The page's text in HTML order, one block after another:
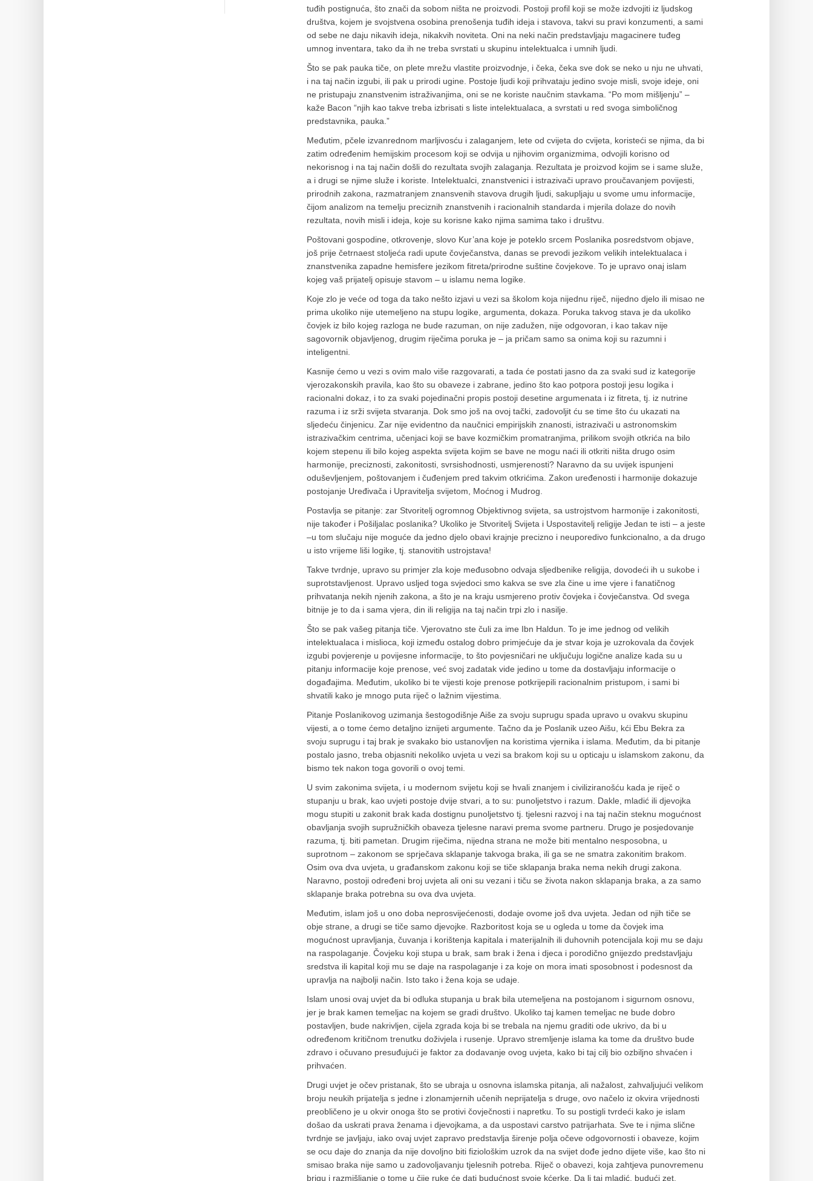
tuđih postignuća, što znači da sobom ništa ne proizvodi. Postoji profil koji se može izdvojiti iz ljudskog
društva, kojem je svojstvena osobina prenošenja tuđih ideja i stavova, takvi su pravi konzumenti, a sami
od sebe ne daju nikavih ideja, nikakvih noviteta. Oni na neki način predstavljaju magacinere tuđeg
umnog inventara, tako da ih ne treba svrstati u skupinu intelektualca i umnih ljudi.
Što se pak pauka tiče, on plete mrežu vlastite proizvodnje, i čeka, čeka sve dok se neko u nju ne uhvati,
i na taj način izgubi, ili pak u prirodi ugine. Postoje ljudi koji prihvataju jedino svoje misli, svoje ideje, oni
ne pristupaju znanstvenim istraživanjima, oni se ne koriste naučnim stavkama. “Po mom mišljenju” –
kaže Bacon “njih kao takve treba izbrisati s liste intelektualaca, a svrstati u red svoga simboličnog
predstavnika, pauka.”
Međutim, pčele izvanrednom marljivosću i zalaganjem, lete od cvijeta do cvijeta, koristeći se njima, da bi
zatim određenim hemijskim procesom koji se odvija u njihovim organizmima, odvojili korisno od
nekorisnog i na taj način došli do rezultata svojih zalaganja. Rezultata je proizvod kojim se i same služe,
a i drugi se njime služe i koriste. Intelektualci, znanstvenici i istrazivači upravo proučavanjem povijesti,
prirodnih zakona, razmatranjem znansvenih stavova drugih ljudi, sakupljaju u svome umu informacije,
čijom analizom na temelju preciznih znanstvenih i racionalnih standarda i mjerila dolaze do novih
rezultata, novih misli i ideja, koje su korisne kako njima samima tako i društvu.
Poštovani gospodine, otkrovenje, slovo Kur’ana koje je poteklo srcem Poslanika posredstvom objave,
još prije četrnaest stoljeća radi upute čovječanstva, danas se prevodi jezikom velikih intelektualaca i
znanstvenika zapadne hemisfere jezikom fitreta/prirodne suštine čovjekove. To je upravo onaj islam
kojeg vaš prijatelj opisuje stavom – u islamu nema logike.
Koje zlo je veće od toga da tako nešto izjavi u vezi sa školom koja nijednu riječ, nijedno djelo ili misao ne
prima ukoliko nije utemeljeno na stupu logike, argumenta, dokaza. Poruka takvog stava je da ukoliko
čovjek iz bilo kojeg razloga ne bude razuman, on nije zadužen, nije odgovoran, i kao takav nije
sagovornik objavljenog, drugim riječima poruka je – ja pričam samo sa onima koji su razumni i
inteligentni.
Kasnije ćemo u vezi s ovim malo više razgovarati, a tada će postati jasno da za svaki sud iz kategorije
vjerozakonskih pravila, kao što su obaveze i zabrane, jedino što kao potpora postoji jesu logika i
racionalni dokaz, i to za svaki pojedinačni propis postoji desetine argumenata i iz fitreta, tj. iz nutrine
razuma i iz srži svijeta stvaranja. Dok smo još na ovoj tački, zadovoljit ću se time što ću ukazati na
sljedeću činjenicu. Zar nije evidentno da naučnici empirijskih znanosti, istrazivači u astronomskim
istrazivačkim centrima, učenjaci koji se bave kozmičkim promatranjima, prilikom svojih otkrića na bilo
kojem stepenu ili bilo kojeg aspekta svijeta kojim se bave ne mogu naći ili otkriti ništa drugo osim
harmonije, preciznosti, zakonitosti, svrsishodnosti, usmjerenosti? Naravno da su uvijek ispunjeni
oduševljenjem, poštovanjem i čuđenjem pred takvim otkrićima. Zakon uređenosti i harmonije dokazuje
postojanje Uređivača i Upravitelja svijetom, Moćnog i Mudrog.
Postavlja se pitanje: zar Stvoritelj ogromnog Objektivnog svijeta, sa ustrojstvom harmonije i zakonitosti,
nije također i Pošiljalac poslanika? Ukoliko je Stvoritelj Svijeta i Uspostavitelj religije Jedan te isti – a jeste
–u tom slučaju nije moguće da jedno djelo obavi krajnje precizno i neuporedivo funkcionalno, a da drugo
u isto vrijeme liši logike, tj. stanovitih ustrojstava!
Takve tvrdnje, upravo su primjer zla koje međusobno odvaja sljedbenike religija, dovodeći ih u sukobe i
suprotstavljenost. Upravo usljed toga svjedoci smo kakva se sve zla čine u ime vjere i fanatičnog
prihvatanja nekih njenih zakona, a što je na kraju usmjereno protiv čovjeka i čovječanstva. Od svega
bitnije je to da i sama vjera, din ili religija na taj način trpi zlo i nasilje.
Što se pak vašeg pitanja tiče. Vjerovatno ste čuli za ime Ibn Haldun. To je ime jednog od velikih
intelektualaca i mislioca, koji između ostalog dobro primjećuje da je stvar koja je uzrokovala da čovjek
izgubi povjerenje u povijesne informacije, to što povjesničari ne uključuju logične analize kada su u
pitanju informacije koje prenose, već svoj zadatak vide jedino u tome da dostavljaju informacije o
događajima. Međutim, ukoliko bi te vijesti koje prenose potkrijepili racionalnim pristupom, i sami bi
shvatili kako je mnogo puta riječ o lažnim vijestima.
Pitanje Poslanikovog uzimanja šestogodišnje Aiše za svoju suprugu spada upravo u ovakvu skupinu
vijesti, a o tome ćemo detaljno iznijeti argumente. Tačno da je Poslanik uzeo Aišu, kći Ebu Bekra za
svoju suprugu i taj brak je svakako bio ustanovljen na koristima vjernika i islama. Međutim, da bi pitanje
postalo jasno, treba objasniti nekoliko uvjeta u vezi sa brakom koji su u opticaju u islamskom zakonu, da
bismo tek nakon toga govorili o ovoj temi.
U svim zakonima svijeta, i u modernom svijetu koji se hvali znanjem i civiliziranošću kada je riječ o
stupanju u brak, kao uvjeti postoje dvije stvari, a to su: punoljetstvo i razum. Dakle, mladić ili djevojka
mogu stupiti u zakonit brak kada dostignu punoljetstvo tj. tjelesni razvoj i na taj način steknu mogućnost
obavljanja svojih supružničkih obaveza tjelesne naravi prema svome partneru. Drugo je posjedovanje
razuma, tj. biti pametan. Drugim riječima, nijedna strana ne može biti mentalno nesposobna, u
suprotnom – zakonom se sprječava sklapanje takvoga braka, ili ga se ne smatra zakonitim brakom.
Osim ova dva uvjeta, u građanskom zakonu koji se tiče sklapanja braka nema nekih drugi zakona.
Naravno, postoji određeni broj uvjeta ali oni su vezani i tiču se života nakon sklapanja braka, a za samo
sklapanje braka potrebna su ova dva uvjeta.
Međutim, islam još u ono doba neprosvijećenosti, dodaje ovome još dva uvjeta. Jedan od njih tiče se
obje strane, a drugi se tiče samo djevojke. Razboritost koja se u ogleda u tome da čovjek ima
mogućnost upravljanja, čuvanja i korištenja kapitala i materijalnih ili duhovnih potencijala koji mu se daju
na raspolaganje. Čovjeku koji stupa u brak, sam brak i žena i djeca i porodično gnijezdo predstavljaju
sredstva ili kapital koji mu se daje na raspolaganje i za koje on mora imati sposobnost i podesnost da
upravlja na najbolji način. Isto tako i žena koja se udaje.
Islam unosi ovaj uvjet da bi odluka stupanja u brak bila utemeljena na postojanom i sigurnom osnovu,
jer je brak kamen temeljac na kojem se gradi društvo. Ukoliko taj kamen temeljac ne bude dobro
postavljen, bude nakrivljen, cijela zgrada koja bi se trebala na njemu graditi ode ukrivo, da bi u
određenom kritičnom trenutku doživjela i rusenje. Upravo stremljenje islama ka tome da društvo bude
zdravo i očuvano presuđujući je faktor za dodavanje ovog uvjeta, kako bi taj cilj bio ozbiljno shvaćen i
prihvaćen.
Drugi uvjet je očev pristanak, što se ubraja u osnovna islamska pitanja, ali nažalost, zahvaljujući velikom
broju neukih prijatelja s jedne i zlonamjernih učenih neprijatelja s druge, ovo načelo iz okvira vrijednosti
preobličeno je u okvir onoga što se protivi čovječnosti i napretku. To su postigli tvrdeći kako je islam
došao da uskrati prava ženama i djevojkama, a da uspostavi carstvo patrijarhata. Sve te i njima slične
tvrdnje se javljaju, iako ovaj uvjet zapravo predstavlja širenje polja očeve odgovornosti i obaveze, kojim
se ocu daje do znanja da nije dovoljno biti fiziološkim uzrok da na svijet dođe jedno dijete više, kao što ni
smisao braka nije samo u zadovoljavanju tjelesnih potreba. Riječ o obavezi, koja zahtjeva punovremenu
brigu i razmišljanje o tome u čije ruke će dati budućnost svoje kćerke. Da li taj mladić, budući zet,